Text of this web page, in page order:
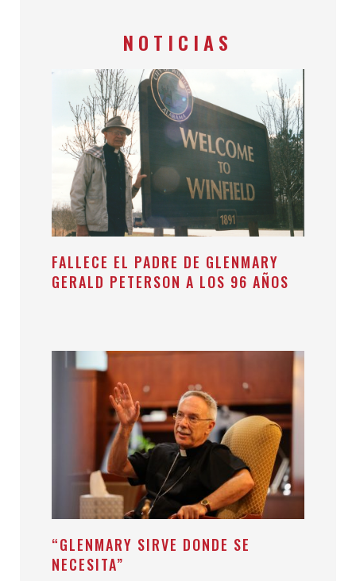
NOTICIAS
FALLECE EL PADRE DE GLENMARY
GERALD PETERSON A LOS 96 AÑOS
“GLENMARY SIRVE DONDE SE
NECESITA”